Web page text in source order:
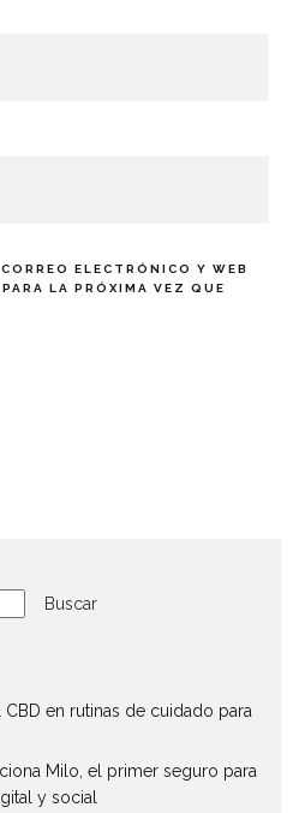
ELECTRÓNICO Y WEB
LA PRÓXIMA VEZ QUE
Buscar
en rutinas de cuidado para
Milo, el primer seguro para
y social